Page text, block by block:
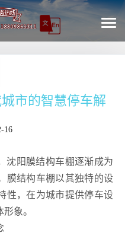
市的智慧停车解
16
沈阳膜结构车棚逐渐成为
膜结构车棚以其独特的设
性，在为城市提供停车设
象。